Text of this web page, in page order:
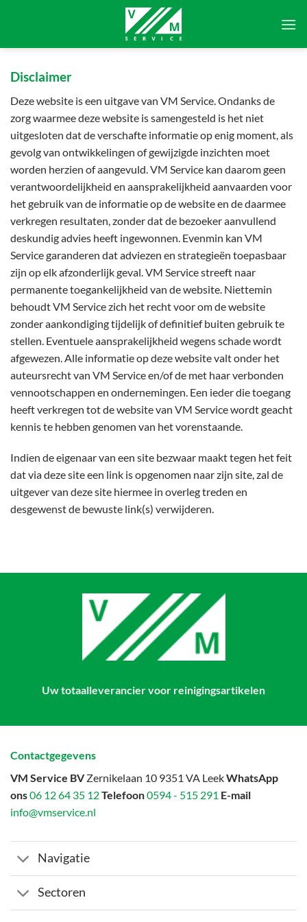
Disclaimer
Deze website is een uitgave van VM Service. Ondanks de
zorg waarmee deze website is samengesteld is het niet
uitgesloten dat de verschafte informatie op enig moment, als
gevolg van ontwikkelingen of gewijzigde inzichten moet
worden herzien of aangevuld. VM Service kan daarom geen
verantwoordelijkheid en aansprakelijkheid aanvaarden voor
het gebruik van de informatie op de website en de daarmee
verkregen resultaten, zonder dat de bezoeker aanvullend
deskundig advies heeft ingewonnen. Evenmin kan VM
Service garanderen dat adviezen en strategieën toepasbaar
zijn op elk afzonderlijk geval. VM Service streeft naar
permanente toegankelijkheid van de website. Niettemin
behoudt VM Service zich het recht voor om de website
zonder aankondiging tijdelijk of definitief buiten gebruik te
stellen. Eventuele aansprakelijkheid wegens schade wordt
afgewezen. Alle informatie op deze website valt onder het
auteursrecht van VM Service en/of de met haar verbonden
vennootschappen en ondernemingen. Een ieder die toegang
heeft verkregen tot de website van VM Service wordt geacht
kennis te hebben genomen van het vorenstaande.
Indien de eigenaar van een site bezwaar maakt tegen het feit
dat via deze site een link is opgenomen naar zijn site, zal de
uitgever van deze site hiermee in overleg treden en
desgewenst de bewuste link(s) verwijderen.
Uw totaalleverancier voor reinigingsartikelen
Contactgegevens
VM Service BVZernikelaan 10 9351 VA LeekWhatsApp
ons06 12 64 35 12Telefoon0594 - 515 291 E-mail
info@vmservice.nl
Navigatie
Sectoren